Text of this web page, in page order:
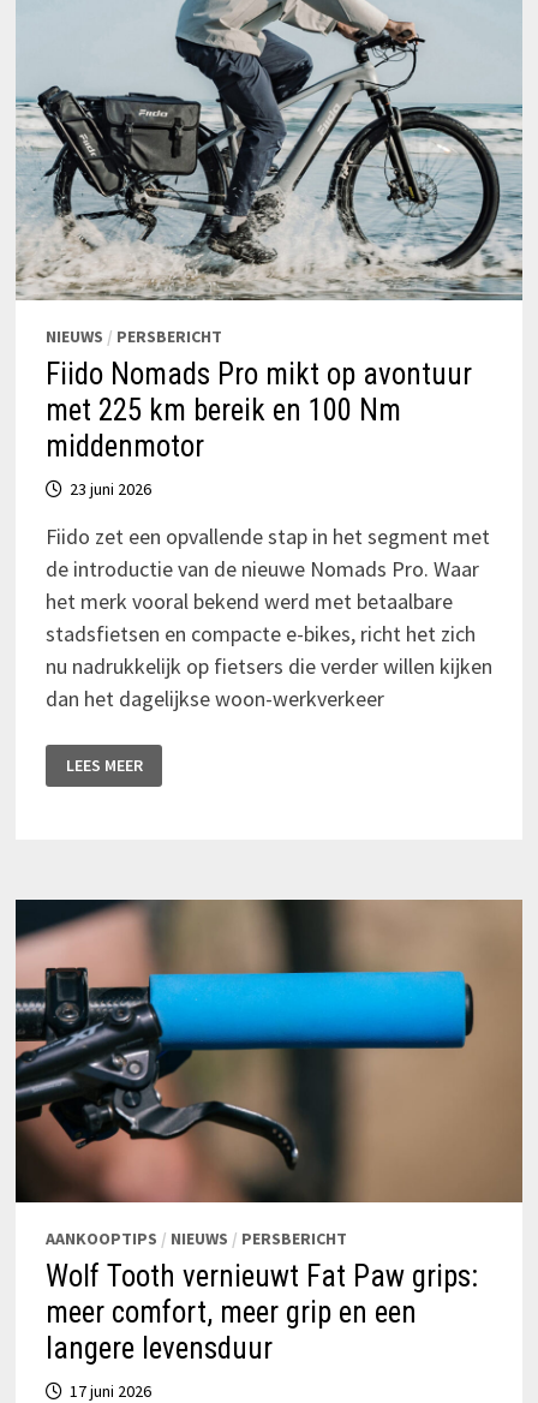
NIEUWS / PERSBERICHT
Fiido Nomads Pro mikt op avontuur
met 225 km bereik en 100 Nm
middenmotor
23 juni 2026
Fiido zet een opvallende stap in het segment met
de introductie van de nieuwe Nomads Pro. Waar
het merk vooral bekend werd met betaalbare
stadsfietsen en compacte e-bikes, richt het zich
nu nadrukkelijk op fietsers die verder willen kijken
dan het dagelijkse woon-werkverkeer
NOMADS
PRO
BEREIK
EN
100
MIDDENMOTOR
LEES MEER
AANKOOPTIPS / NIEUWS / PERSBERICHT
Wolf Tooth vernieuwt Fat Paw grips:
meer comfort, meer grip en een
langere levensduur
17 juni 2026